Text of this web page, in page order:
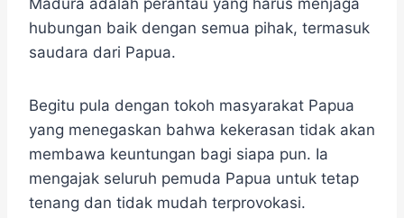
hubungan baik dengan semua pihak, termasuk
saudara dari Papua.
Begitu pula dengan tokoh masyarakat Papua
yang menegaskan bahwa kekerasan tidak akan
membawa keuntungan bagi siapa pun. Ia
mengajak seluruh pemuda Papua untuk tetap
tenang dan tidak mudah terprovokasi.